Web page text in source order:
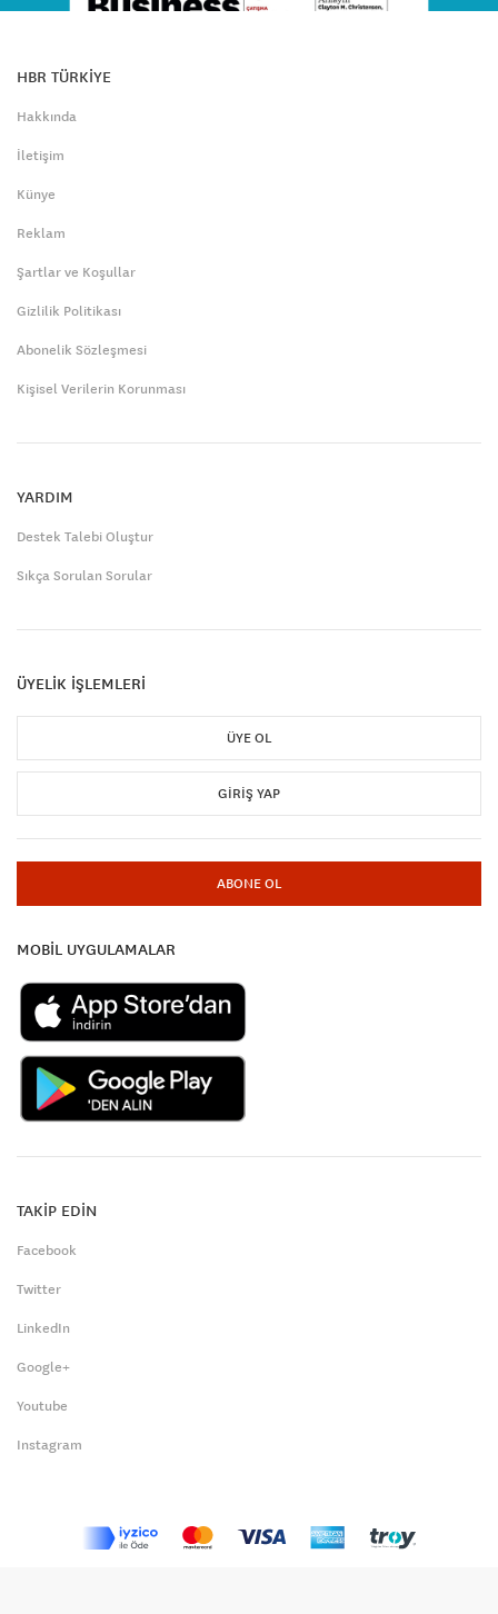
HBR TÜRKİYE
Hakkında
İletişim
Künye
Reklam
Şartlar ve Koşullar
Gizlilik Politikası
Abonelik Sözleşmesi
Kişisel Verilerin Korunması
YARDIM
Destek Talebi Oluştur
Sıkça Sorulan Sorular
ÜYELİK İŞLEMLERİ
ÜYE OL
GIRIŞ YAP
ABONE OL
MOBİL UYGULAMALAR
TAKİP EDİN
Facebook
Twitter
LinkedIn
Google+
Youtube
Instagram